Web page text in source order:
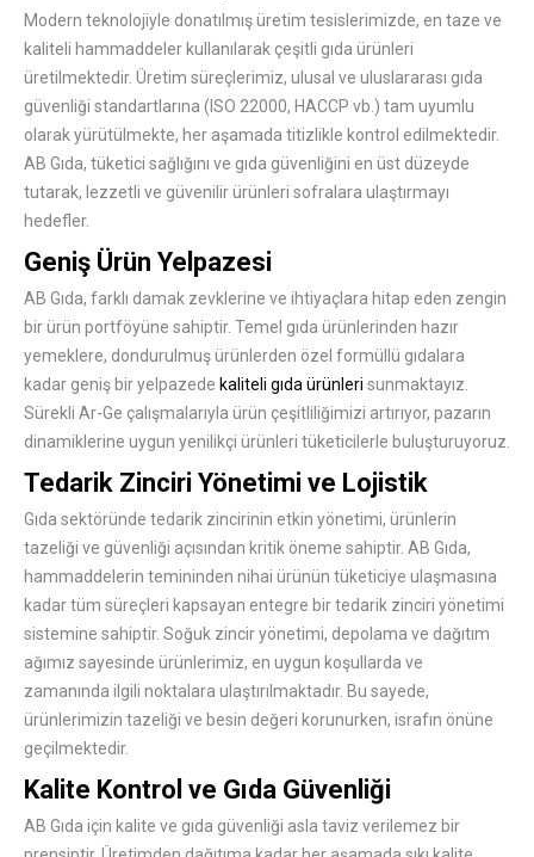
Modern teknolojiyle donatılmış üretim tesislerimizde, en taze ve
kaliteli hammaddeler kullanılarak çeşitli gıda ürünleri
üretilmektedir. Üretim süreçlerimiz, ulusal ve uluslararası gıda
güvenliği standartlarına (ISO 22000, HACCP vb.) tam uyumlu
olarak yürütülmekte, her aşamada titizlikle kontrol edilmektedir.
AB Gıda, tüketici sağlığını ve gıda güvenliğini en üst düzeyde
tutarak, lezzetli ve güvenilir ürünleri sofralara ulaştırmayı
hedefler.
Geniş Ürün Yelpazesi
AB Gıda, farklı damak zevklerine ve ihtiyaçlara hitap eden zengin
bir ürün portföyüne sahiptir. Temel gıda ürünlerinden hazır
yemeklere, dondurulmuş ürünlerden özel formüllü gıdalara
kadar geniş bir yelpazede kaliteli gıda ürünleri sunmaktayız.
Sürekli Ar-Ge çalışmalarıyla ürün çeşitliliğimizi artırıyor, pazarın
dinamiklerine uygun yenilikçi ürünleri tüketicilerle buluşturuyoruz.
Tedarik Zinciri Yönetimi ve Lojistik
Gıda sektöründe tedarik zincirinin etkin yönetimi, ürünlerin
tazeliği ve güvenliği açısından kritik öneme sahiptir. AB Gıda,
hammaddelerin temininden nihai ürünün tüketiciye ulaşmasına
kadar tüm süreçleri kapsayan entegre bir tedarik zinciri yönetimi
sistemine sahiptir. Soğuk zincir yönetimi, depolama ve dağıtım
ağımız sayesinde ürünlerimiz, en uygun koşullarda ve
zamanında ilgili noktalara ulaştırılmaktadır. Bu sayede,
ürünlerimizin tazeliği ve besin değeri korunurken, israfın önüne
geçilmektedir.
Kalite Kontrol ve Gıda Güvenliği
AB Gıda için kalite ve gıda güvenliği asla taviz verilemez bir